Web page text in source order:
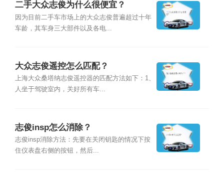
二手大众志俊为什么很便宜？
因为目前二手车市场上的大众志俊普遍超过十年
车龄，其车身三大部件以及各电...
大众志俊遥控怎么匹配？
上海大众桑塔纳志俊遥控器的匹配方法如下：1、
人坐于驾驶室内，关好所有车...
志俊insp怎么消除？
志俊insp消除方法：先要在关闭钥匙的情况下按
住仪表盘右侧的按钮，然后...